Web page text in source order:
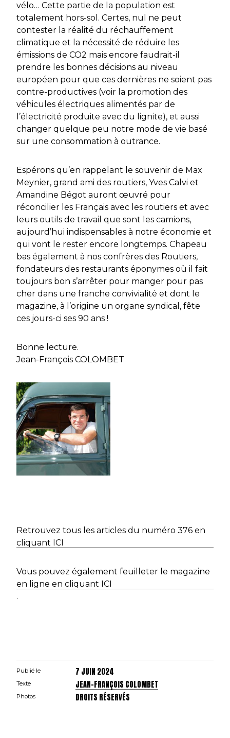
vélo… Cette partie de la population est
totalement hors-sol. Certes, nul ne peut
contester la réalité du réchauffement
climatique et la nécessité de réduire les
émissions de CO2 mais encore faudrait-il
prendre les bonnes décisions au niveau
européen pour que ces dernières ne soient pas
contre-productives (voir la promotion des
véhicules électriques alimentés par de
l’électricité produite avec du lignite), et aussi
changer quelque peu notre mode de vie basé
sur une consommation à outrance.
Espérons qu’en rappelant le souvenir de Max
Meynier, grand ami des routiers, Yves Calvi et
Amandine Bégot auront œuvré pour
réconcilier les Français avec les routiers et avec
leurs outils de travail que sont les camions,
aujourd’hui indispensables à notre économie et
qui vont le rester encore longtemps. Chapeau
bas également à nos confrères des Routiers,
fondateurs des restaurants éponymes où il fait
toujours bon s’arrêter pour manger pour pas
cher dans une franche convivialité et dont le
magazine, à l’origine un organe syndical, fête
ces jours-ci ses 90 ans !
Bonne lecture.
Jean-François COLOMBET
Retrouvez tous les articles du numéro 376 en
cliquant ICI
Vous pouvez également feuilleter le magazine
en ligne en cliquant ICI
.
Publié le 7 JUIN 2024
Texte JEAN-FRANÇOIS COLOMBET
Photos DROITS RÉSERVÉS